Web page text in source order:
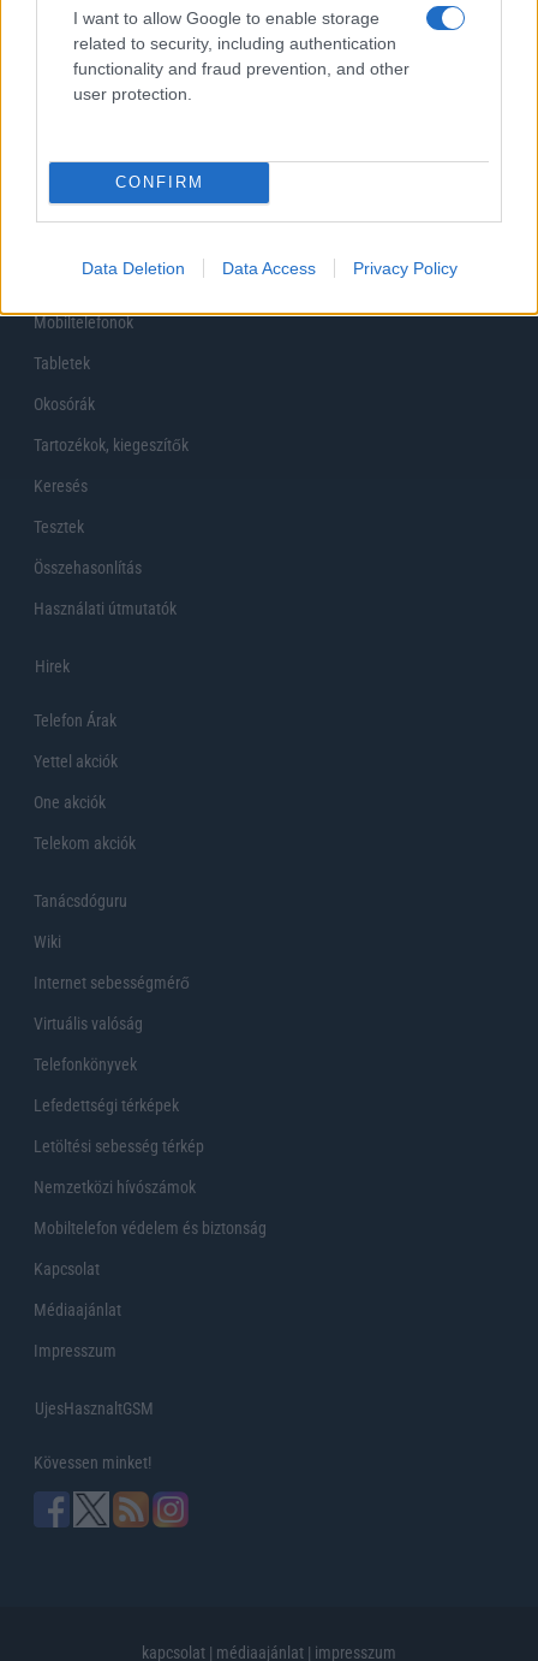
I want to allow Google to enable storage
related to security, including authentication
functionality and fraud prevention, and other
user protection.
CONFIRM
Data Deletion Data Access Privacy Policy
Korábbi szavazások eredményei
Főoldal
Mobiltelefonok
Tabletek
Okosórák
Tartozékok, kiegeszítők
Keresés
Tesztek
Összehasonlítás
Használati útmutatók
Hirek
Telefon Árak
Yettel akciók
One akciók
Telekom akciók
Tanácsdóguru
Wiki
Internet sebességmérő
Virtuális valóság
Telefonkönyvek
Lefedettségi térképek
Letöltési sebesség térkép
Nemzetközi hívószámok
Mobiltelefon védelem és biztonság
Kapcsolat
Médiaajánlat
Impresszum
UjesHasznaltGSM
Kövessen minket!
kapcsolat | médiaajánlat | impresszum